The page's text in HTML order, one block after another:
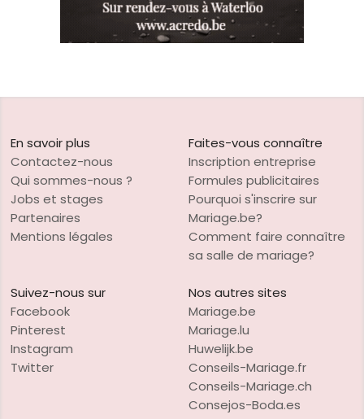
En savoir plus
Contactez-nous
Qui sommes-nous ?
Jobs et stages
Partenaires
Mentions légales
Faites-vous connaître
Inscription entreprise
Formules publicitaires
Pourquoi s'inscrire sur
Mariage.be?
Comment faire connaître
sa salle de mariage?
Suivez-nous sur
Facebook
Pinterest
Instagram
Twitter
Nos autres sites
Mariage.be
Mariage.lu
Huwelijk.be
Conseils-Mariage.fr
Conseils-Mariage.ch
Consejos-Boda.es